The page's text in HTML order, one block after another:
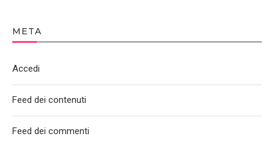
META
Accedi
Feed dei contenuti
Feed dei commenti